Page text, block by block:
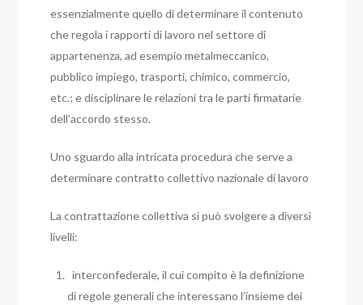
essenzialmente quello di determinare il contenuto
che regola i rapporti di lavoro nel settore di
appartenenza, ad esempio metalmeccanico,
pubblico impiego, trasporti, chimico, commercio,
etc.; e disciplinare le relazioni tra le parti firmatarie
dell’accordo stesso.
Uno sguardo alla intricata procedura che serve a
determinare contratto collettivo nazionale di lavoro
La contrattazione collettiva si può svolgere a diversi
livelli:
interconfederale, il cui compito è la definizione
di regole generali che interessano l’insieme dei